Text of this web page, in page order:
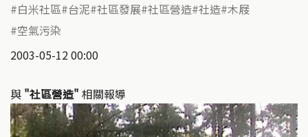
白米社區 台泥 社區發展 社區營造 社造 木屐
空氣污染
2003-05-12 00:00
與 "社區營造" 相關報導